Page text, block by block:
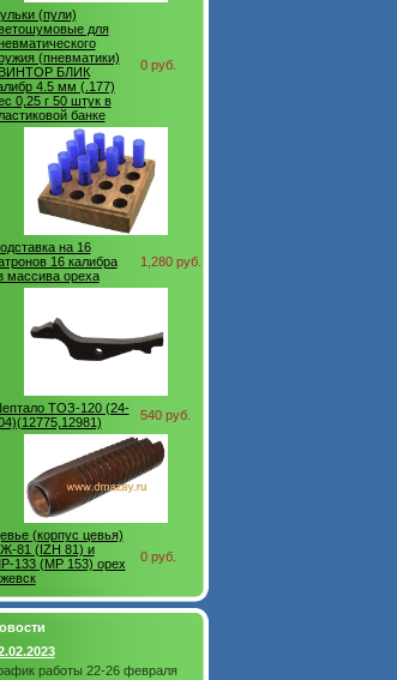
(пули)
для
(пневматики)
БЛИК
4.5 мм (.177)
0,25 г 50 штук в
банке
0 руб.
на 16
16 калибра
массива ореха
1,280 руб.
ТОЗ-120 (24-
540 руб.
(корпус цевья)
81 (IZH 81) и
133 (MP 153) орех
0 руб.
работы 22-26 февраля